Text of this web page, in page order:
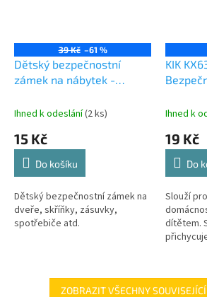
39 Kč –61 %
Dětský bezpečnostní
zámek na nábytek -
Ihned k odeslání(2 ks)
15 Kč
Do košíku
Dětský bezpečnostní zámek na
dveře, skříňky, zásuvky,
spotřebiče atd.
KIK
Ihned k
19 Kč
Do
Slouží
dítětem.
ZOBRAZIT VŠECHNY